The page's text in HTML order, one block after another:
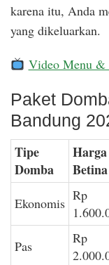
karena itu, Anda
yang dikeluarkan.
Video Menu &
Paket
Bandung
Tipe
Domba
Harga
Betina
Ekonomis Rp
Pas
Rp